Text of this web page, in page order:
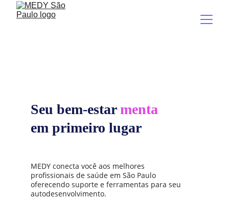
MEDY conecta você aos melhores
profissionais de saúde em São Paulo
oferecendo suporte e ferramentas para seu
autodesenvolvimento.
Seu bem-estar menta
em primeiro lugar